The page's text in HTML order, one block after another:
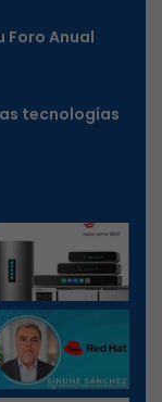
Foro Anual
tecnologías